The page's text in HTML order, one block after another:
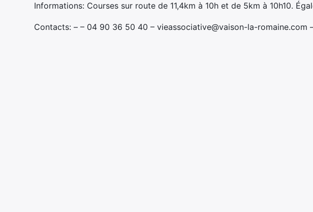
Informations: Courses sur route de 11,4km à 10h et de 5km à 10h10.
Contacts: – – 04 90 36 50 40 – vieassociative@vaison-la-romaine.com